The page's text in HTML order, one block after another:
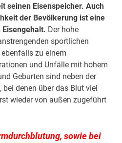
seinen Eisenspeicher. Auch
der Bevölkerung ist eine
Der hohe
sportlichen
zu einem
und Unfälle mit hohem
Geburten sind neben der
denen über das Blut viel
wieder von außen zugeführt
sowie bei